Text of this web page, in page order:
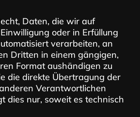
Daten, die wir auf
oder in Erfüllung
verarbeiten, an
Dritten in einem gängigen,
Format aushändigen zu
die direkte Übertragung der
Verantwortlichen
dies nur, soweit es technisch